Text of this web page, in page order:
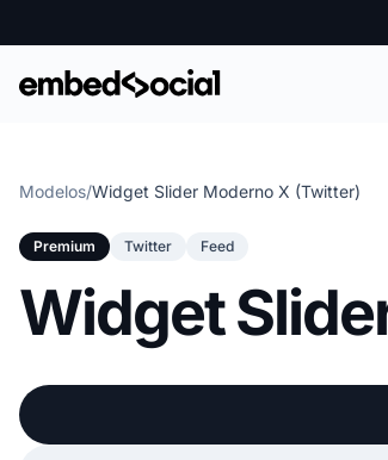
Modelos/Widget Slider Moderno X (Twitter)
Premium Twitter Feed
Widget